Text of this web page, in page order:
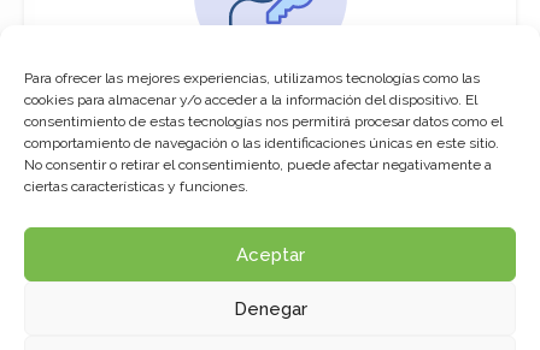
Para ofrecer las mejores experiencias, utilizamos tecnologías como las
cookies para almacenar y/o acceder a la información del dispositivo. El
consentimiento de estas tecnologías nos permitirá procesar datos como el
comportamiento de navegación o las identificaciones únicas en este sitio.
No consentir o retirar el consentimiento, puede afectar negativamente a
ciertas características y funciones.
Aceptar
Denegar
You must be logged in to access this
course
This course is only available for registered
Click here to login